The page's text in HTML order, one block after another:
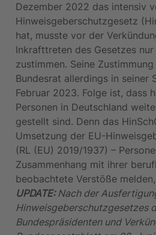
Dezember 2022 das intensiv
Hinweisgeberschutzgesetz
hat, musste vor der
Inkrafttreten des Gesetzes
zustimmen. Seine
Bundesrat allerdings in seiner
Februar 2023. Folge ist, dass
Personen in Deutschland
gestellt sind. Denn das
Umsetzung der EU-
(RL (EU) 2019/1937) –
Zusammenhang mit ihrer
beobachtete Verstöße
UPDATE: Nach der
Hinweisgeberschutzgesetzes
Bundespräsidenten und